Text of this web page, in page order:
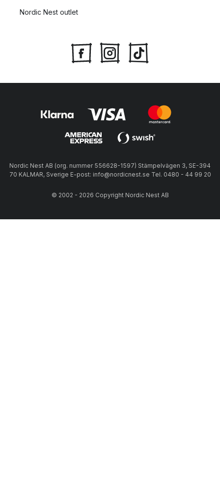
Nordic Nest outlet
Nordic Nest AB (org. nummer 556628-1597) Stämpelvägen 3, SE-394
70 KALMAR, Sverige E-post: info@nordicnest.se Tel. 0480 - 44 99 20
© 2002 - 2026 Copyright Nordic Nest AB